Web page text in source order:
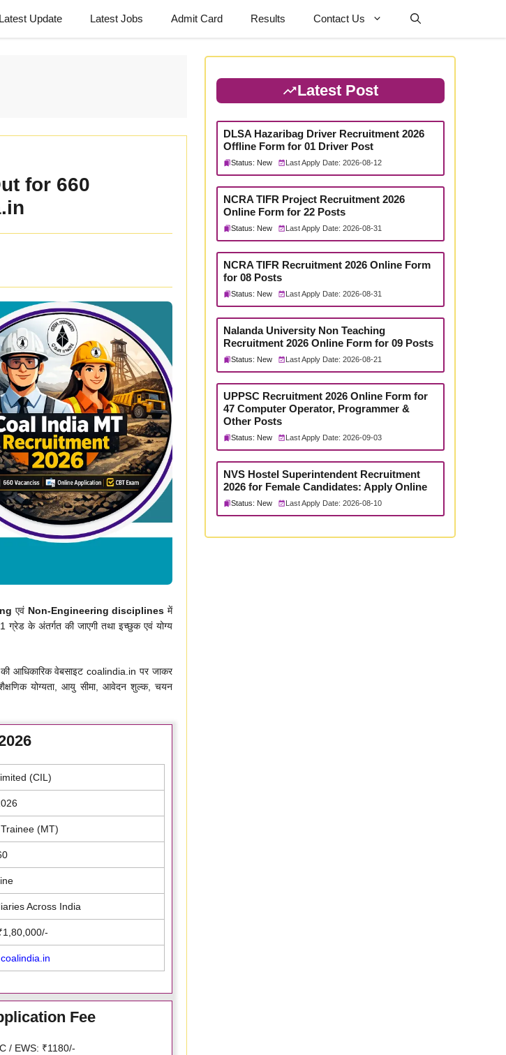
Latest Update Latest Jobs Admit Card Results Contact Us
for 660
एवं Non-Engineering disciplines में
ग्रेड के अंतर्गत की जाएगी तथा इच्छुक एवं योग्य
की आधिकारिक वेबसाइट coalindia.in पर जाकर
योग्यता, आयु सीमा, आवेदन शुल्क, चयन
(CIL)
(MT)
Across India
Fee
/ EWS: ₹1180/-
Latest Post
DLSA Hazaribag Driver Recruitment 2026
Offline Form for 01 Driver Post
Status: New Last Apply Date: 2026-08-12
NCRA TIFR Project Recruitment 2026
Online Form for 22 Posts
Status: New Last Apply Date: 2026-08-31
NCRA TIFR Recruitment 2026 Online Form
for 08 Posts
Status: New Last Apply Date: 2026-08-31
Nalanda University Non Teaching
Recruitment 2026 Online Form for 09 Posts
Status: New Last Apply Date: 2026-08-21
UPPSC Recruitment 2026 Online Form for
47 Computer Operator, Programmer &
Other Posts
Status: New Last Apply Date: 2026-09-03
NVS Hostel Superintendent Recruitment
2026 for Female Candidates: Apply Online
Status: New Last Apply Date: 2026-08-10